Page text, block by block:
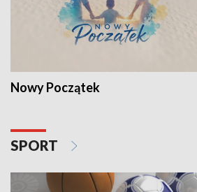
Nowy Początek
SPORT